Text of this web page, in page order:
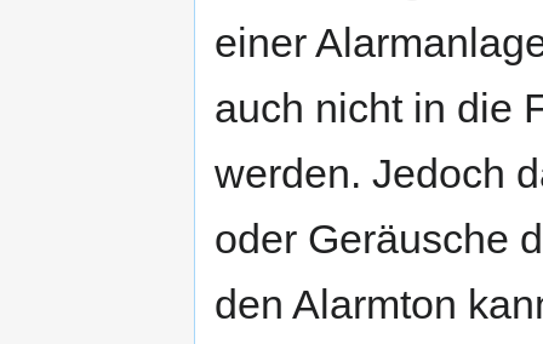
einer
auch nicht in die
werden. Jedoch
oder Geräusche
den Alarmton